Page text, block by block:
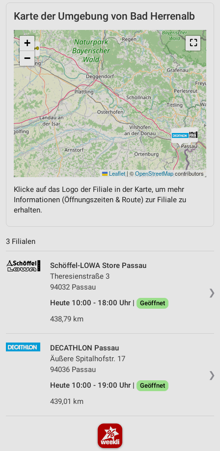
Karte der Umgebung von Bad Herrenalb
⛶
+
−
Leaflet | ©OpenStreetMapcontributors
Klicke auf das Logo der Filiale in der Karte, um mehr
Informationen (Öffnungszeiten & Route) zur Filiale zu
erhalten.
3 Filialen
❯
Schöffel-LOWA Store Passau
Theresienstraße 3
94032 Passau
Heute 10:00 - 18:00 Uhr |
Geöffnet
438,79 km
❯
DECATHLON Passau
Äußere Spitalhofstr. 17
94036 Passau
Heute 10:00 - 19:00 Uhr |
Geöffnet
439,01 km